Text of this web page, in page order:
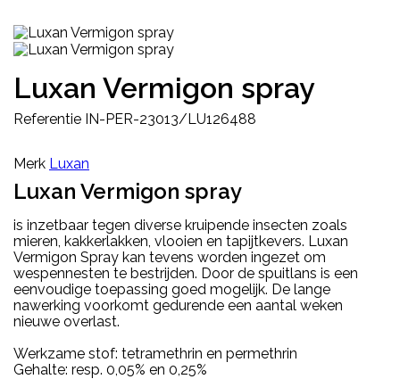
Luxan Vermigon spray
Referentie IN-PER-23013/LU126488
Merk Luxan
Luxan Vermigon spray
is inzetbaar tegen diverse kruipende insecten zoals
mieren, kakkerlakken, vlooien en tapijtkevers. Luxan
Vermigon Spray kan tevens worden ingezet om
wespennesten te bestrijden. Door de spuitlans is een
eenvoudige toepassing goed mogelijk. De lange
nawerking voorkomt gedurende een aantal weken
nieuwe overlast.
Werkzame stof: tetramethrin en permethrin
Gehalte: resp. 0,05% en 0,25%